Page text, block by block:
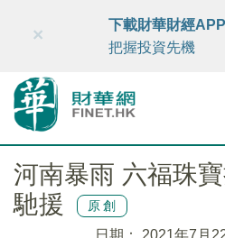
財華智庫網 FINTV
×
下載財華財經APP
把握投資先機
河南暴雨 六福珠
馳援
原創
日期： 2021年7月